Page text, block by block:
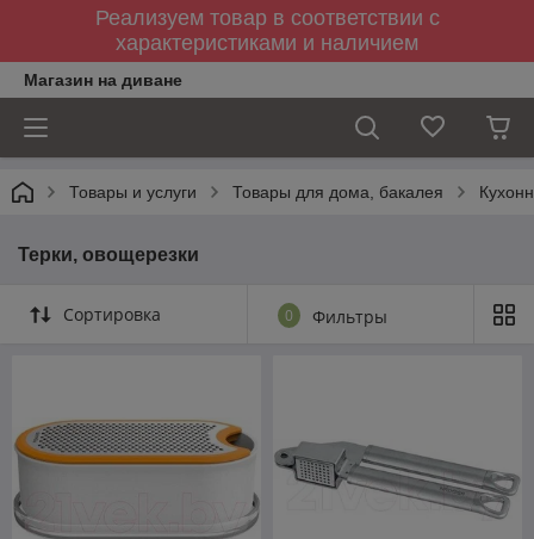
Реализуем товар в соответствии с
характеристиками и наличием
Магазин на диване
Товары и услуги Товары для дома, бакалея
Терки, овощерезки
Сортировка 0 Фильтры